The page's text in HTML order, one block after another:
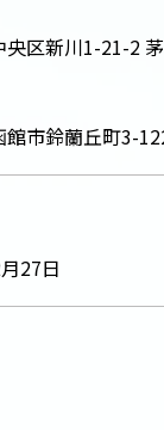
区新川1-21-2
市鈴蘭丘町3-
27日